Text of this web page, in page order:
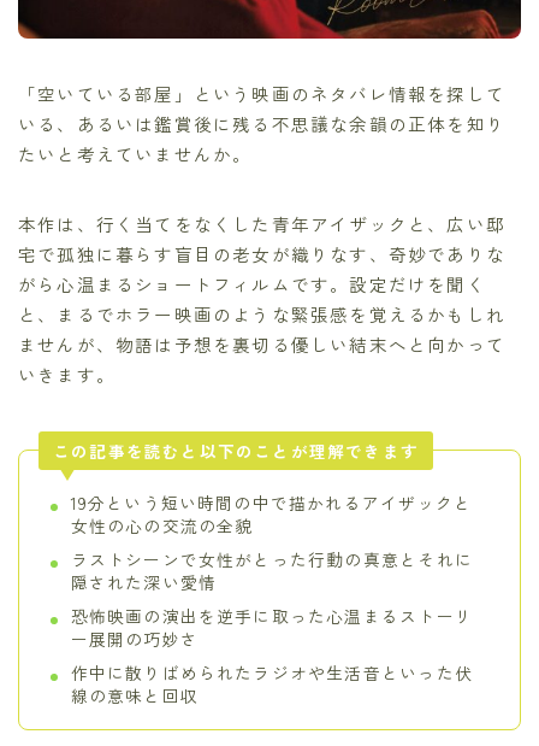
「空いている部屋」という映画のネタバレ情報を探して
いる、あるいは鑑賞後に残る不思議な余韻の正体を知り
たいと考えていませんか。
本作は、行く当てをなくした青年アイザックと、広い邸
宅で孤独に暮らす盲目の老女が織りなす、奇妙でありな
がら心温まるショートフィルムです。設定だけを聞く
と、まるでホラー映画のような緊張感を覚えるかもしれ
ませんが、物語は予想を裏切る優しい結末へと向かって
いきます。
この記事を読むと以下のことが理解できます
19分という短い時間の中で描かれるアイザックと
女性の心の交流の全貌
ラストシーンで女性がとった行動の真意とそれに
隠された深い愛情
恐怖映画の演出を逆手に取った心温まるストーリ
ー展開の巧妙さ
作中に散りばめられたラジオや生活音といった伏
線の意味と回収